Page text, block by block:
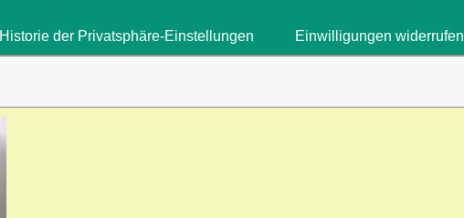
Historie der Privatsphäre-Einstellungen Einwilligungen widerrufen